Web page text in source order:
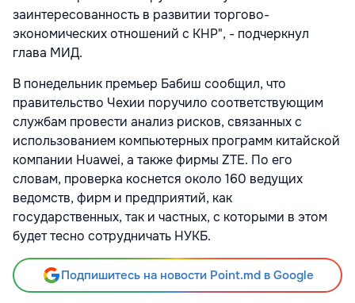
заинтересованность в развитии торгово-
экономических отношений с КНР", - подчеркнул
глава МИД.
В понедельник премьер Бабиш сообщил, что
правительство Чехии поручило соответствующим
службам провести анализ рисков, связанных с
использованием компьютерных программ китайской
компании Huawei, а также фирмы ZTE. По его
словам, проверка коснется около 160 ведущих
ведомств, фирм и предприятий, как
государственных, так и частных, с которыми в этом
будет тесно сотрудничать НУКБ.
Подпишитесь на новости Point.md в Google